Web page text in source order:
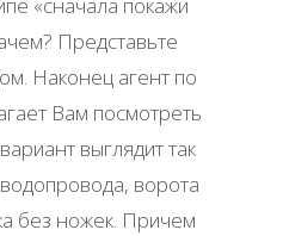
«сначала покажи
Представьте
Наконец агент по
Вам посмотреть
выглядит так
ворота
без ножек. Причем